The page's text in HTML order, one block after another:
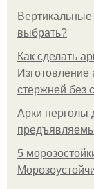
выбрать?
Как сделать
Изготовление
стержней без
Арки перголы
5